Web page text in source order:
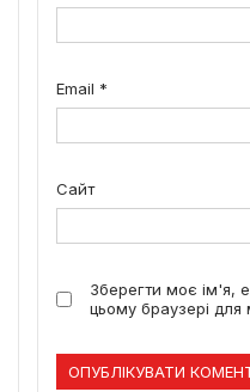
Email *
Сайт
Зберегти моє ім'я,
цьому браузері для